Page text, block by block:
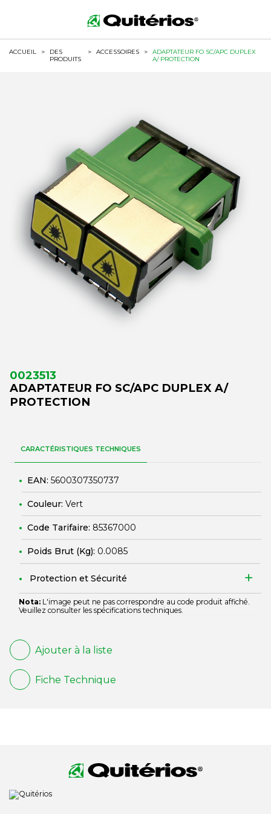
ACCUEIL >
DES
PRODUITS
> ACCESSOIRES >
ADAPTATEUR FO SC/APC DUPLEX
A/ PROTECTION
0023513
ADAPTATEUR FO SC/APC DUPLEX A/
PROTECTION
CARACTÉRISTIQUES TECHNIQUES
EAN: 5600307350737
Couleur: Vert
Code Tarifaire: 85367000
Poids Brut (Kg): 0.0085
Protection et Sécurité
Nota: L'image peut ne pas correspondre au code produit affiché.
Veuillez consulter les spécifications techniques.
Ajouter à la liste
Fiche Technique